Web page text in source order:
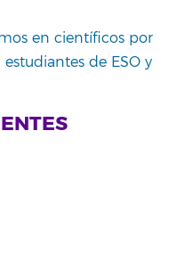
en científicos por
de ESO y